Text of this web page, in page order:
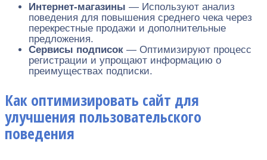
Интернет-магазины — Используют анализ
поведения для повышения среднего чека через
перекрестные продажи и дополнительные
предложения.
Сервисы подписок — Оптимизируют процесс
регистрации и упрощают информацию о
преимуществах подписки.
Как оптимизировать сайт для
улучшения пользовательского
поведения